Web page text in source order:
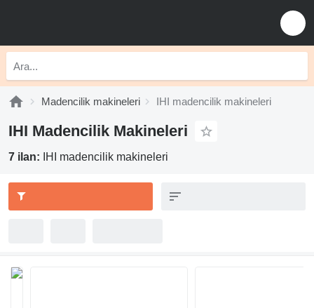
Madencilik makineleri IHI madencilik makineleri
IHI Madencilik Makineleri
7 ilan: IHI madencilik makineleri